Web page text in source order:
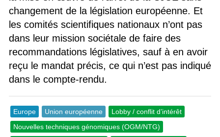
changement de la législation européenne. Et
les comités scientifiques nationaux n’ont pas
dans leur mission sociétale de faire des
recommandations législatives, sauf à en avoir
reçu le mandat précis, ce qui n’est pas indiqué
dans le compte-rendu.
Europe Union européenne
Lobby / conflit d’intérêt
Nouvelles techniques génomiques (OGM/NTG)